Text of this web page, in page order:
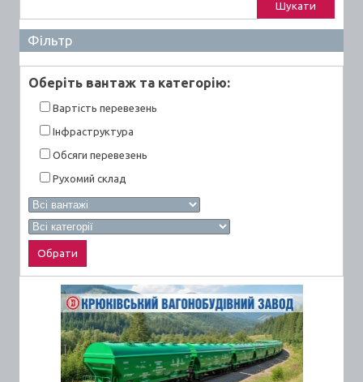
Фільтр
Оберiть вантаж та категорiю:
Вартiсть перевезень
Інфраструктура
Обсяги перевезень
Рухомий склад